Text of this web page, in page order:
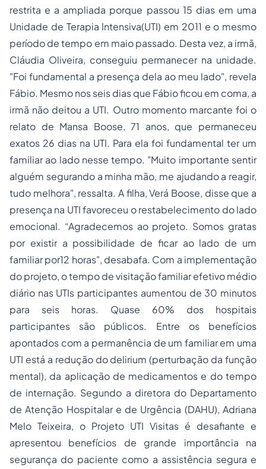
restrita e a ampliada porque passou 15 dias em uma
Unidade de Terapia Intensiva(UTI) em 2011 e o mesmo
período de tempo em maio passado. Desta vez, a irmã,
Cláudia Oliveira, conseguiu permanecer na unidade.
"Foi fundamental a presença dela ao meu lado", revela
Fábio. Mesmo nos seis dias que Fábio ficou em coma, a
irmã não deitou a UTI. Outro momento marcante foi o
relato de Mansa Boose, 71 anos, que permaneceu
exatos 26 dias na UTI. Para ela foi fundamental ter um
familiar ao lado nesse tempo. "Muito importante sentir
alguém segurando a minha mão, me ajudando a reagir,
tudo melhora", ressalta. A filha, Verá Boose, disse que a
presença na UTI favoreceu o restabelecimento do lado
emocional. “Agradecemos ao projeto. Somos gratas
por existir a possibilidade de ficar ao lado de um
familiar por12 horas", desabafa. Com a implementação
do projeto, o tempo de visitação familiar efetivo médio
diário nas UTIs participantes aumentou de 30 minutos
para seis horas. Quase 60% dos hospitais
participantes são públicos. Entre os benefícios
apontados com a permanência de um familiar em uma
UTI está a redução do delirium (perturbação da função
mental), da aplicação de medicamentos e do tempo
de internação. Segundo a diretora do Departamento
de Atenção Hospitalar e de Urgência (DAHU), Adriana
Melo Teixeira, o Projeto UTI Visitas é desafiante e
apresentou benefícios de grande importância na
segurança do paciente como a assistência segura e